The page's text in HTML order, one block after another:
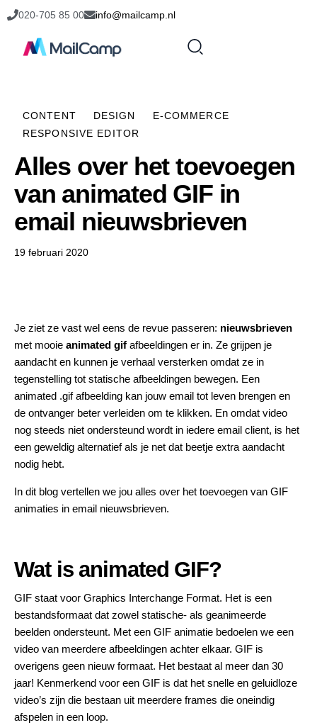
020-705 85 00 info@mailcamp.nl
CONTENT DESIGN
E-COMMERCE
RESPONSIVE EDITOR
Alles over het toevoegen
van animated GIF in
email nieuwsbrieven
19 februari 2020
Je ziet ze vast wel eens de revue passeren: nieuwsbrieven
met mooie animated gif afbeeldingen er in. Ze grijpen je
aandacht en kunnen je verhaal versterken omdat ze in
tegenstelling tot statische afbeeldingen bewegen. Een
animated .gif afbeelding kan jouw email tot leven brengen en
de ontvanger beter verleiden om te klikken. En omdat video
nog steeds niet ondersteund wordt in iedere email client, is het
een geweldig alternatief als je net dat beetje extra aandacht
nodig hebt.
In dit blog vertellen we jou alles over het toevoegen van GIF
animaties in email nieuwsbrieven.
Wat is animated GIF?
GIF staat voor Graphics Interchange Format. Het is een
bestandsformaat dat zowel statische- als geanimeerde
beelden ondersteunt. Met een GIF animatie bedoelen we een
video van meerdere afbeeldingen achter elkaar. GIF is
overigens geen nieuw formaat. Het bestaat al meer dan 30
jaar! Kenmerkend voor een GIF is dat het snelle en geluidloze
video’s zijn die bestaan uit meerdere frames die oneindig
afspelen in een loop.